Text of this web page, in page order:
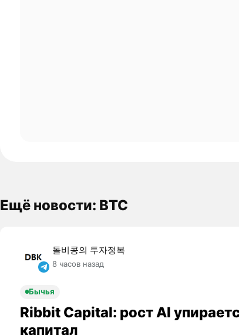
Ещё новости: BTC
돌비콩의 투자정복
8 часов назад
Бычья
Ribbit Capital: рост AI
капитал